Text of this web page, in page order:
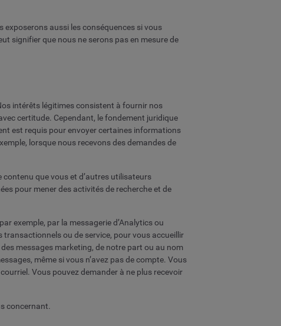
aussi les conséquences si vous
signifier que nous ne serons pas en mesure de
intérêts légitimes consistent à fournir nos
certitude. Cependant, le fondement juridique
est requis pour envoyer certaines informations
lorsque nous recevons des demandes de
que vous et d’autres utilisateurs
pour mener des activités de recherche et de
exemple, par la messagerie d’Analytics ou
ou de service, pour vous accueillir
messages marketing, de notre part ou au nom
même si vous n’avez pas de compte. Vous
Vous pouvez demander à ne plus recevoir
concernant.